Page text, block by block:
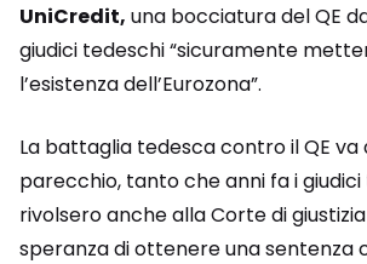
UniCredit, una bocciatura del QE
giudici tedeschi “sicuramente
l’esistenza dell’Eurozona”.
La battaglia tedesca contro il QE va
parecchio, tanto che anni fa i giudici
rivolsero anche alla Corte di
speranza di ottenere una sentenza